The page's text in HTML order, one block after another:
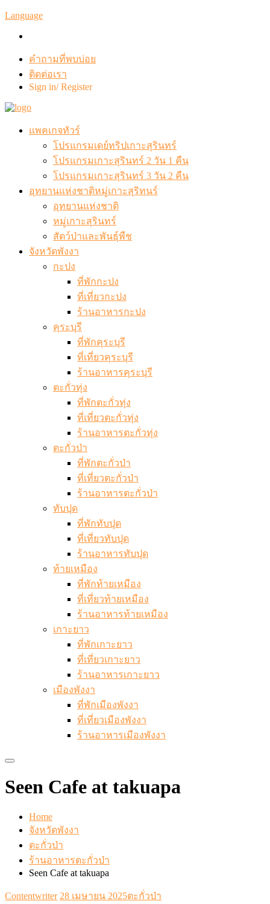
Language
คำถามที่พบบ่อย
ติดต่อเรา
Sign in/ Register
แพคเกจทัวร์
โปรแกรมเดย์ทริปเกาะสุรินทร์
โปรแกรมเกาะสุรินทร์ 2 วัน 1 คืน
โปรแกรมเกาะสุรินทร์ 3 วัน 2 คืน
อุทยานแห่งชาติหมู่เกาะสุริทนร์
อุทยานแห่งชาติ
หมู่เกาะสุรินทร์
สัตว์ป่าและพันธุ์พืช
จังหวัดพังงา
กะปง
ที่พักกะปง
ที่เที่ยวกะปง
ร้านอาหารกะปง
คุระบุรี
ที่พักคุระบุรี
ที่เที่ยวคุระบุรี
ร้านอาหารคุระบุรี
ตะกั่วทุ่ง
ที่พักตะกั่วทุ่ง
ที่เที่ยวตะกั่วทุ่ง
ร้านอาหารตะกั่วทุ่ง
ตะกั่วป่า
ที่พักตะกั่วป่า
ที่เที่ยวตะกั่วป่า
ร้านอาหารตะกั่วป่า
ทับปุด
ที่พักทับปุด
ที่เที่ยวทับปุด
ร้านอาหารทับปุด
ท้ายเหมือง
ที่พักท้ายเหมือง
ที่เที่ยวท้ายเหมือง
ร้านอาหารท้ายเหมือง
เกาะยาว
ที่พักเกาะยาว
ที่เที่ยวเกาะยาว
ร้านอาหารเกาะยาว
เมืองพังงา
ที่พักเมืองพังงา
ที่เที่ยวเมืองพังงา
ร้านอาหารเมืองพังงา
Seen Cafe at takuapa
Home
จังหวัดพังงา
ตะกั่วป่า
ร้านอาหารตะกั่วป่า
Seen Cafe at takuapa
Contentwriter 28 เมษายน 2025ตะกั่วป่า